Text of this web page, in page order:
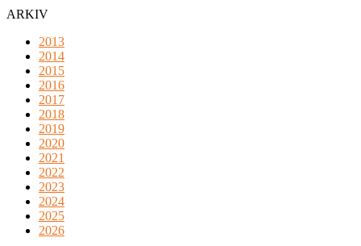
ARKIV
2013
2014
2015
2016
2017
2018
2019
2020
2021
2022
2023
2024
2025
2026